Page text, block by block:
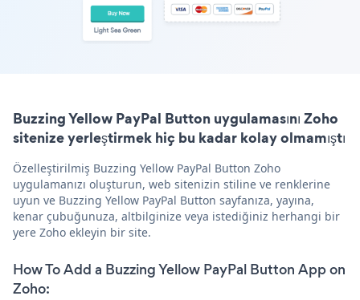
Buzzing Yellow PayPal Button uygulamasını Zoho
sitenize yerleştirmek hiç bu kadar kolay olmamıştı
Özelleştirilmiş Buzzing Yellow PayPal Button Zoho
uygulamanızı oluşturun, web sitenizin stiline ve renklerine
uyun ve Buzzing Yellow PayPal Button sayfanıza, yayına,
kenar çubuğunuza, altbilginize veya istediğiniz herhangi bir
yere Zoho ekleyin bir site.
How To Add a Buzzing Yellow PayPal Button App on
Zoho: